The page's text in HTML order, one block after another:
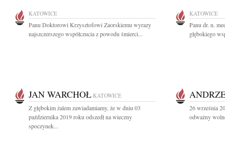
KATOWICE
Panu Doktorowi Krzysztofowi Zaorskiemu wyrazy
najszczerszego współczucia z powodu śmierci...
KATOWICE
Panu dr. n.
głębokiego
JAN WARCHOŁ KATOWICE
Z głębokim żalem zawiadamiamy, że w dniu 03
października 2019 roku odszedł na wieczny
spoczynek...
26 września
odważny